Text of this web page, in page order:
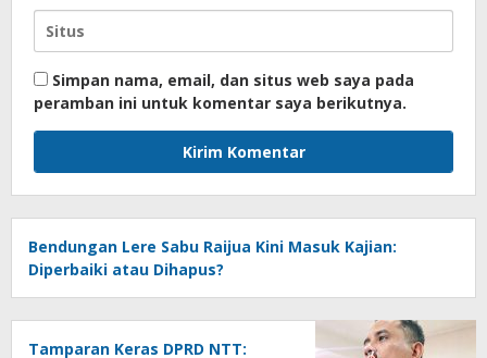
Simpan nama, email, dan situs web saya pada
peramban ini untuk komentar saya berikutnya.
Bendungan Lere Sabu Raijua Kini Masuk Kajian:
Diperbaiki atau Dihapus?
Tamparan Keras DPRD NTT: